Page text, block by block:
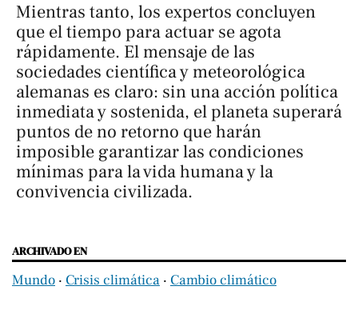
Mientras tanto, los expertos concluyen
que el tiempo para actuar se agota
rápidamente. El mensaje de las
sociedades científica y meteorológica
alemanas es claro: sin una acción política
inmediata y sostenida, el planeta superará
puntos de no retorno que harán
imposible garantizar las condiciones
mínimas para la vida humana y la
convivencia civilizada.
ARCHIVADO EN
Mundo ‧ Crisis climática ‧ Cambio climático